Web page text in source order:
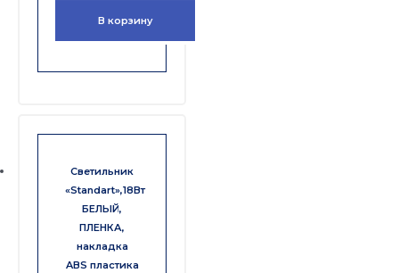
В корзину
Светильник
«Standart»,18Вт
БЕЛЫЙ,
ПЛЕНКА,
накладка
ABS пластика